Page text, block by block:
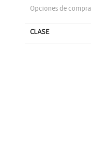
Opciones de compra
CLASE